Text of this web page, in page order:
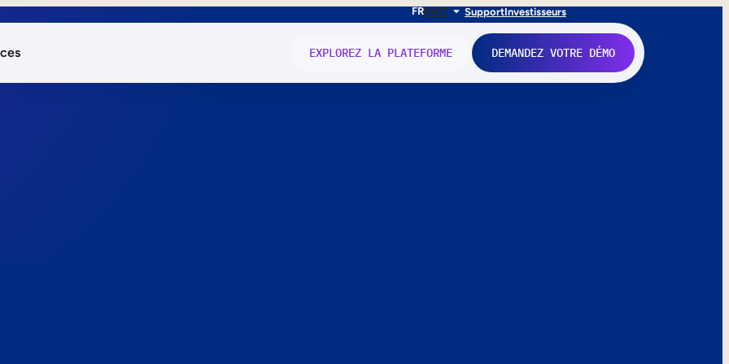
FRENIT SupportInvestisseurs
EXPLOREZ LA PLATEFORME DEMANDEZ VOTRE DÉMO